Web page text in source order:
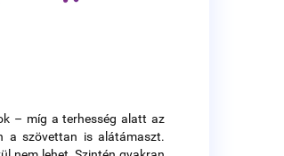
– míg a terhesség alatt az
a szövettan is alátámaszt.